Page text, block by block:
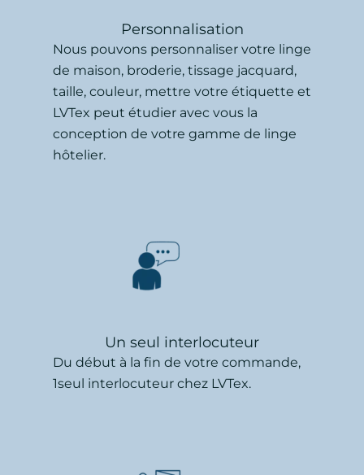
Personnalisation
Nous pouvons personnaliser votre linge
de maison, broderie, tissage jacquard,
taille, couleur, mettre votre étiquette et
LVTex peut étudier avec vous la
conception de votre gamme de linge
hôtelier.
Un seul interlocuteur
Du début à la fin de votre commande,
1seul interlocuteur chez LVTex.